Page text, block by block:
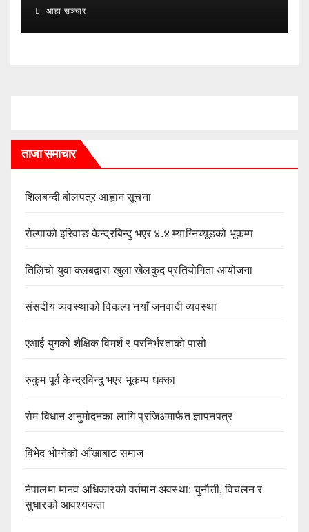
आहा सञ्चार
ताजा समाचार
शिलबन्दी बोलपत्र आह्वान सूचना
रोल्पाको इरिवाङ केन्द्रबिन्दु भएर ४.४ म्याग्निच्यूडको भूकम्प
तिलिचो युवा क्लबद्वारा खुला खेलकुद प्रतियोगिता आयोजना
संसदीय व्यवस्थाको विकल्प नयाँ जनवादी व्यवस्था
एआई युगको शैक्षिक विमर्श र परनिर्भरताको पासो
रुकुम पूर्व केन्द्रविन्दु भएर भूकम्प धक्का
रोम विधान अनुमोदनका लागि प्रजिअमार्फत ज्ञापनपत्र
विभेद भोग्नेको आँखाबाट समाज
नेपालमा मानव अधिकारको वर्तमान अवस्था: चुनौती, विचलन र
सुधारको आवश्यकता